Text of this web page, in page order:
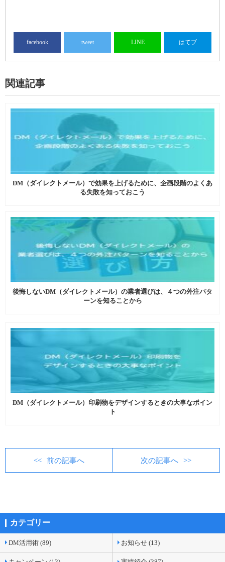
facebook tweet LINE はてブ
関連記事
DM（ダイレクトメール）で効果を上げるために、企画段階のよくあ
る失敗を知っておこう
後悔しないDM（ダイレクトメール）の業者選びは、４つの外注パタ
ーンを知ることから
DM（ダイレクトメール）印刷物をデザインするときの大事なポイン
ト
前の記事へ 次の記事へ
カテゴリー
DM活用術 (89) お知らせ (13)